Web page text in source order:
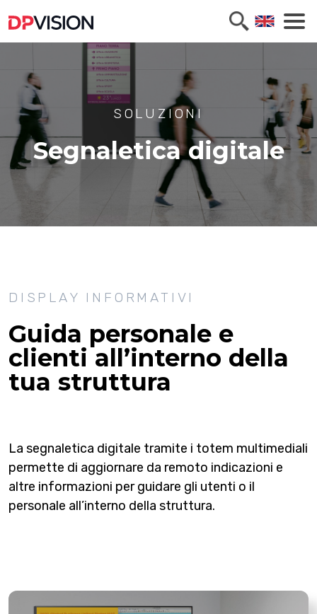
SOLUZIONI
Segnaletica digitale
DISPLAY INFORMATIVI
Guida personale e
clienti all’interno della
tua struttura
La segnaletica digitale tramite i totem multimediali
permette di aggiornare da remoto indicazioni e
altre informazioni per guidare gli utenti o il
personale all’interno della struttura.